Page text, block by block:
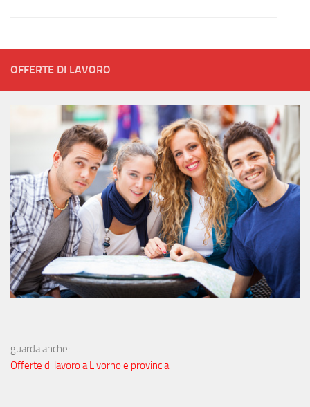
OFFERTE DI LAVORO
guarda anche:
Offerte di lavoro a Livorno e provincia